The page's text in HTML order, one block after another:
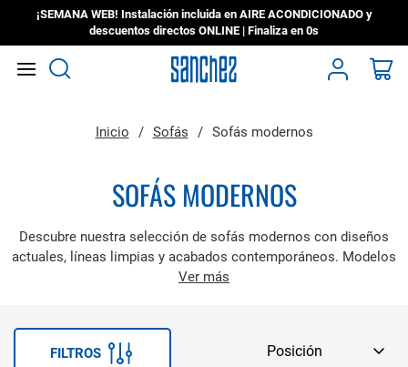
¡SEMANA WEB! Instalación incluida en AIRE ACONDICIONADO y
descuentos directos ONLINE | Finaliza en 0s
Inicio Sofás Sofás modernos
SOFÁS MODERNOS
Descubre nuestra selección de sofás modernos con diseños
actuales, líneas limpias y acabados contemporáneos. Modelos
pensados para salones que buscan estilo y funcionalidad.
Ver más
FILTROS